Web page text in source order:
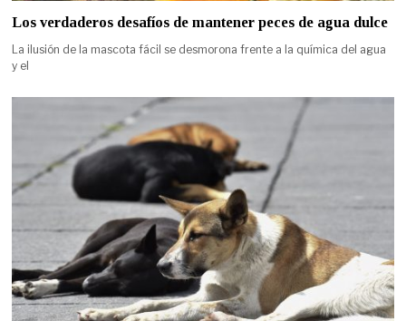
Los verdaderos desafíos de mantener peces de agua dulce
La ilusión de la mascota fácil se desmorona frente a la química del agua
y el